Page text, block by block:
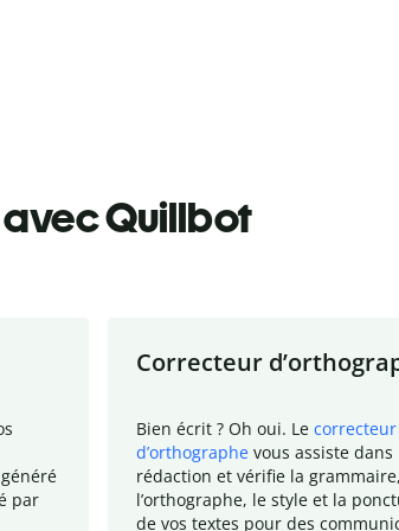
avec Quillbot
par
Correcteur d’
Bien écrit ? Oh oui. Le correcteur
d’orthographe vous assiste dans
rédaction et vérifie la grammaire,
l’orthographe, le style et la
de vos textes pour des